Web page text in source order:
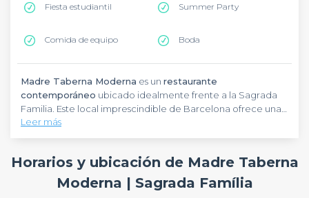
Fiesta estudiantil Summer Party
Comida de equipo Boda
Madre Taberna Moderna es un restaurante
contemporáneo ubicado idealmente frente a la Sagrada
Familia. Este local imprescindible de Barcelona ofrece una
cocina mediterránea refinada, perfecta para eventos
grupales. La carta se centra entapas creativasyplatos
elegante y acogedor. Con su terraza panorámica que
ofrece vistas espectaculares al monumento emblemático,
Madre Taberna Modernaes el lugar ideal para comidas de
Leer más
Horarios y ubicación de Madre Taberna
Moderna | Sagrada Família